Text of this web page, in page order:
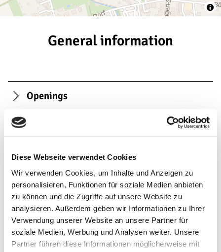
Diese Webseite verwendet Cookies
Wir verwenden Cookies, um Inhalte und Anzeigen zu
personalisieren, Funktionen für soziale Medien anbieten
zu können und die Zugriffe auf unsere Website zu
analysieren. Außerdem geben wir Informationen zu Ihrer
Verwendung unserer Website an unsere Partner für
soziale Medien, Werbung und Analysen weiter. Unsere
Partner führen diese Informationen möglicherweise mit
General information
Openings
linguistic proficiency
Payment Options
Dayoff